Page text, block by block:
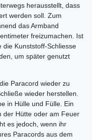
herausstellt, dass
werden soll. Zum
das Armband
freizumachen. Ist
die Kunststoff-Schliesse
um später genutzt
Paracord wieder zu
wieder herstellen.
in Hülle und Fülle. Ein
der Hütte oder am Feuer
es jedoch, wenn ihr
Paracords aus dem